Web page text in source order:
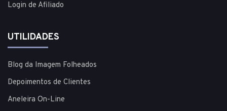
Login de Afiliado
UTILIDADES
Blog da Imagem Folheados
Depoimentos de Clientes
Aneleira On-Line